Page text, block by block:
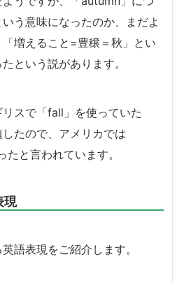
う意味になったのか、まだよ
増えること=豊穣＝秋」とい
という説があります。
スで「fall」を使っていた
たので、アメリカでは
たと言われています。
現
語表現をご紹介します。